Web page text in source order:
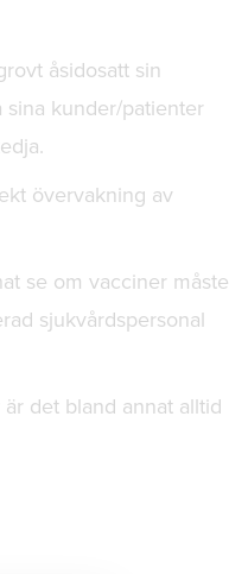
åsidosatt sin
sina kunder/patienter
övervakning av
se om vacciner måste
sjukvårdspersonal
det bland annat alltid